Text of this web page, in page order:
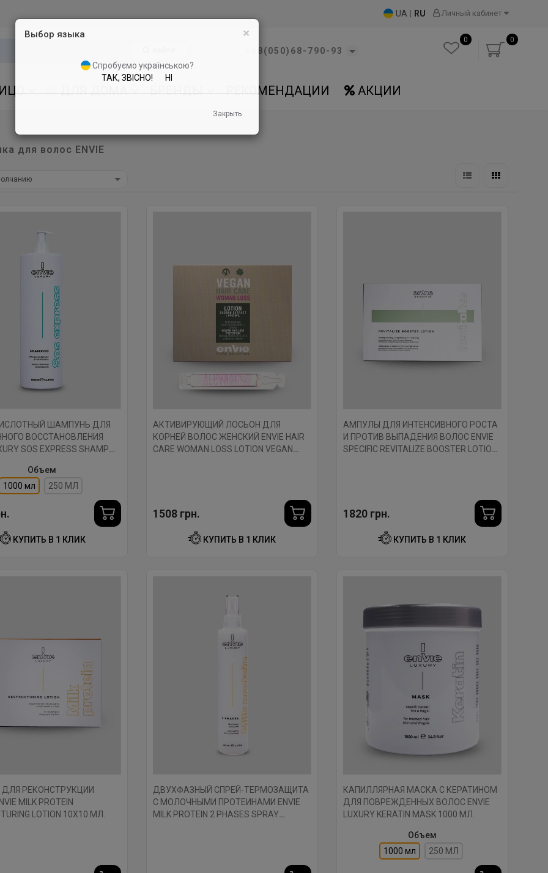
Личный кабинет
UA RU
+38(050)68-790-93
0
0
ДЛЯ ДОМА БРЕНДЫ РЕКОМЕНДАЦИИ АКЦИИ
×
Выбор языка
Спробуємо українською?
ТАК, ЗВІСНО!
НІ
Закрыть
для волос ENVIE
ШАМПУНЬ ДЛЯ
ВОССТАНОВЛЕНИЯ
SOS EXPRESS SHAMPOO
Объем
1000 мл
250 МЛ
КУПИТЬ В 1 КЛИК
АКТИВИРУЮЩИЙ ЛОСЬОН ДЛЯ
КОРНЕЙ ВОЛОС ЖЕНСКИЙ ENVIE HAIR
CARE WOMAN LOSS LOTION VEGAN
1508 грн.
КУПИТЬ В 1 КЛИК
АМПУЛЫ ДЛЯ ИНТЕНСИВНОГО РОСТА
И ПРОТИВ ВЫПАДЕНИЯ ВОЛОС ENVIE
SPECIFIC REVITALIZE BOOSTER LOTION
1820 грн.
КУПИТЬ В 1 КЛИК
РЕКОНСТРУКЦИИ
MILK PROTEIN
LOTION 10Х10 МЛ.
ДВУХФАЗНЫЙ СПРЕЙ-ТЕРМОЗАЩИТА
С МОЛОЧНЫМИ ПРОТЕИНАМИ ENVIE
MILK PROTEIN 2 PHASES SPRAY
КАПИЛЛЯРНАЯ МАСКА С КЕРАТИНОМ
ДЛЯ ПОВРЕЖДЕННЫХ ВОЛОС ENVIE
LUXURY KERATIN MASK 1000 МЛ.
Объем
1000 мл
250 МЛ